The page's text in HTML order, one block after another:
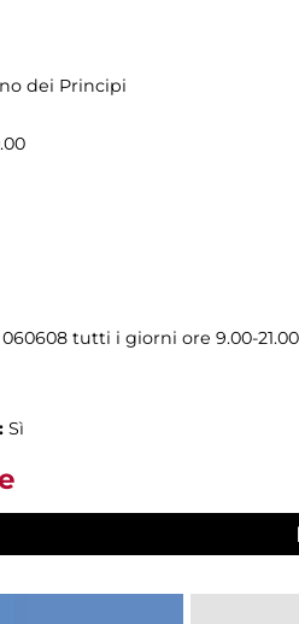
dei Principi
tutti i giorni ore 9.00-21.00
Sì